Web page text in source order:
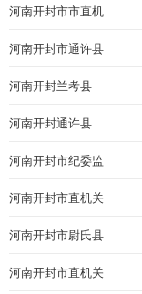
关
河南开封市市直机
关单位
河南开封市通许县
事业单位
河南开封兰考县
河南开封通许县
河南开封市纪委监
察局预防腐败局
河南开封市直机关
（单位）（面向全
省）
河南开封市尉氏县
纪委监察局
河南开封市直机关